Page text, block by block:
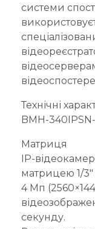
системи
Технічні
BMH-
Матриця
IP-
матрицею 1/3″
4 Mп
секунду.